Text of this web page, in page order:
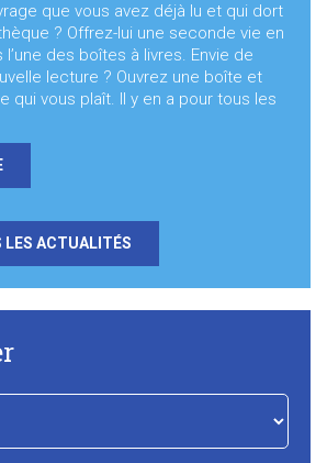
que vous avez déjà lu et qui dort
? Offrez-lui une seconde vie en
l’une des boîtes à livres. Envie de
lecture ? Ouvrez une boîte et
qui vous plaît. Il y en a pour tous les
LES ACTUALITÉS